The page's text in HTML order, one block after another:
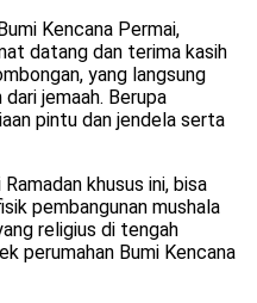
Kencana Permai,
datang dan terima kasih
yang langsung
jemaah. Berupa
pintu dan jendela serta
khusus ini, bisa
pembangunan mushala
religius di tengah
perumahan Bumi Kencana